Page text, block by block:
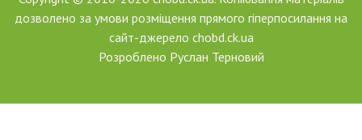
дозволено за умови розміщення прямого гіперпосилання на
сайт-джерело chobd.ck.ua
Розроблено Руслан Терновий